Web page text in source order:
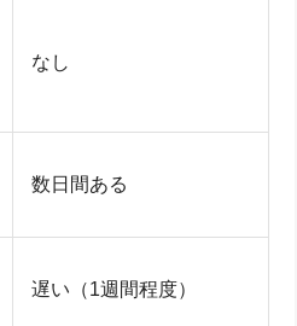
なし
数日間ある
遅い（1週間程度）